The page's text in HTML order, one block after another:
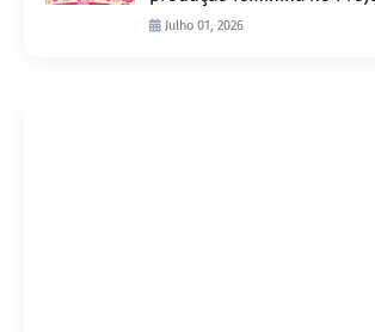
D’ArcJulho 01, 2026